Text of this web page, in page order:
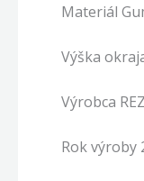
Materiál
Výška
Výrobca
Rok výroby